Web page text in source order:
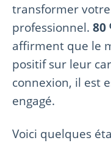
transformer
professionnel. 80
affirment que le
positif sur leur
connexion, il est
engagé.
Voici quelques